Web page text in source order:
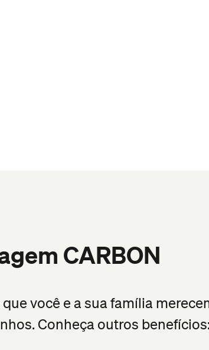
CARBON
você e a sua família
Conheça outros